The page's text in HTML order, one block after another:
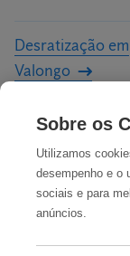
Desratização em
Valongo
Desratização em
Vila Flor
Desratização em
Sobre os
Utilizamos
desempenho e o
sociais e para
anúncios.